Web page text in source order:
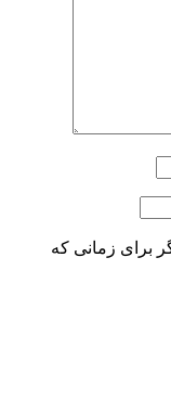
برای زمانی که